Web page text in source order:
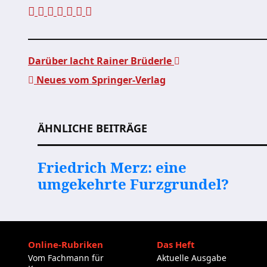
Darüber lacht Rainer Brüderle
Neues vom Springer-Verlag
ÄHNLICHE BEITRÄGE
Friedrich Merz: eine
umgekehrte Furzgrundel?
Online-Rubriken
Vom Fachmann für
Das Heft
Aktuelle Ausgabe